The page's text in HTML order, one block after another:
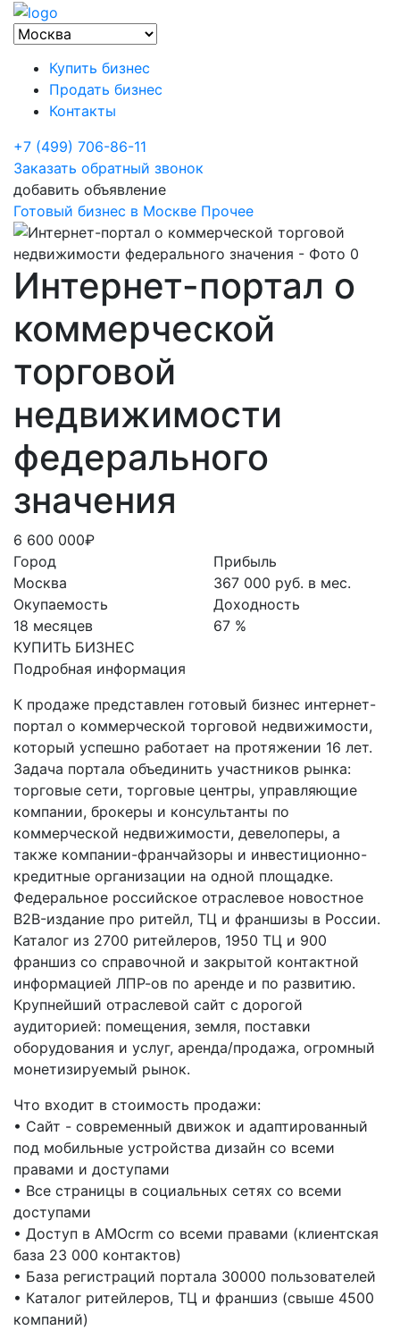
Купить бизнес
Продать бизнес
Контакты
+7 (499) 706-86-11
Заказать обратный звонок
добавить объявление
Готовый бизнес в Москве Прочее
Интернет-портал о
коммерческой
торговой
недвижимости
федерального
значения
6 600 000₽
Город
Москва
Окупаемость
18 месяцев
КУПИТЬ БИЗНЕС
Прибыль
367 000 руб. в мес.
Доходность
67 %
Подробная информация
К продаже представлен готовый бизнес интернет-
портал о коммерческой торговой недвижимости,
который успешно работает на протяжении 16 лет.
Задача портала объединить участников рынка:
торговые сети, торговые центры, управляющие
компании, брокеры и консультанты по
коммерческой недвижимости, девелоперы, а
также компании-франчайзоры и инвестиционно-
кредитные организации на одной площадке.
Федеральное российское отраслевое новостное
B2B-издание про ритейл, ТЦ и франшизы в России.
Каталог из 2700 ритейлеров, 1950 ТЦ и 900
франшиз со справочной и закрытой контактной
информацией ЛПР-ов по аренде и по развитию.
Крупнейший отраслевой сайт с дорогой
аудиторией: помещения, земля, поставки
оборудования и услуг, аренда/продажа, огромный
монетизируемый рынок.
Что входит в стоимость продажи:
• Сайт - современный движок и адаптированный
под мобильные устройства дизайн со всеми
правами и доступами
• Все страницы в социальных сетях со всеми
доступами
• Доступ в AMOcrm со всеми правами (клиентская
база 23 000 контактов)
• База регистраций портала 30000 пользователей
• Каталог ритейлеров, ТЦ и франшиз (свыше 4500
компаний)